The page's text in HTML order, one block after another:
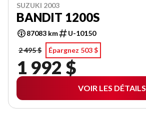
SUZUKI 2003
BANDIT 1200S
87083 km
U-10150
2 495 $
Épargnez 503 $
1 992 $
VOIR LES DÉTAILS